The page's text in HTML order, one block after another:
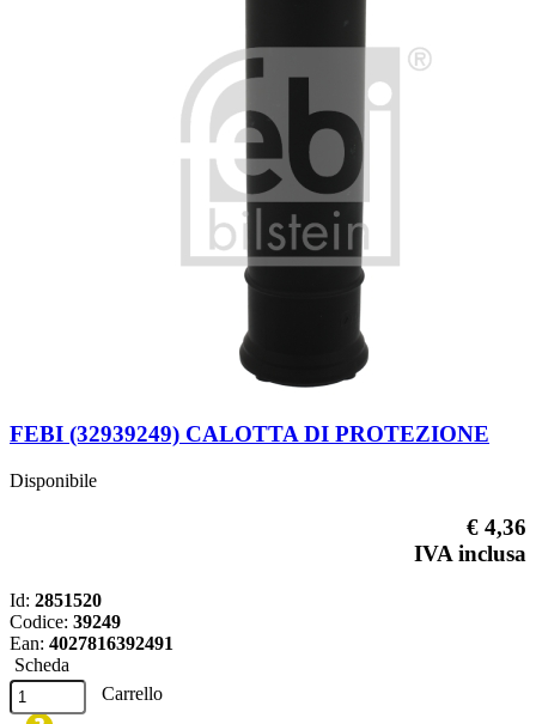
FEBI (32939249) CALOTTA DI PROTEZIONE
Disponibile
€ 4,36
IVA inclusa
Id: 2851520
Codice: 39249
Ean: 4027816392491
Scheda
Carrello